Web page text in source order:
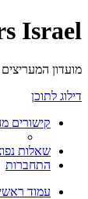
Israel
מועדון
דילוג לתוכן
קישורים
שאלות
התחברות
עמוד